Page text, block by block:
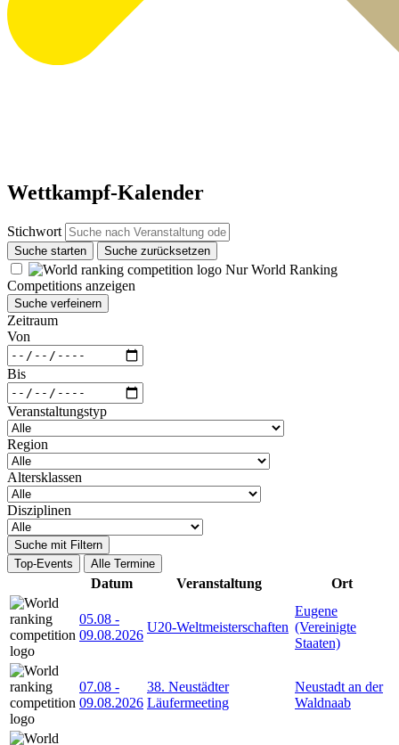
Wettkampf-Kalender
Stichwort
Suche starten Suche zurücksetzen
Nur World Ranking
Competitions anzeigen
Suche verfeinern
Zeitraum
Von
Bis
Veranstaltungstyp
Region
Altersklassen
Disziplinen
Suche mit Filtern
Top-Events
Alle Termine
Datum Veranstaltung Ort
05.08 -
09.08.2026
U20-Weltmeisterschaften
Eugene
(Vereinigte
Staaten)
07.08 -
09.08.2026
38. Neustädter
Läufermeeting
Neustadt an der
Waldnaab